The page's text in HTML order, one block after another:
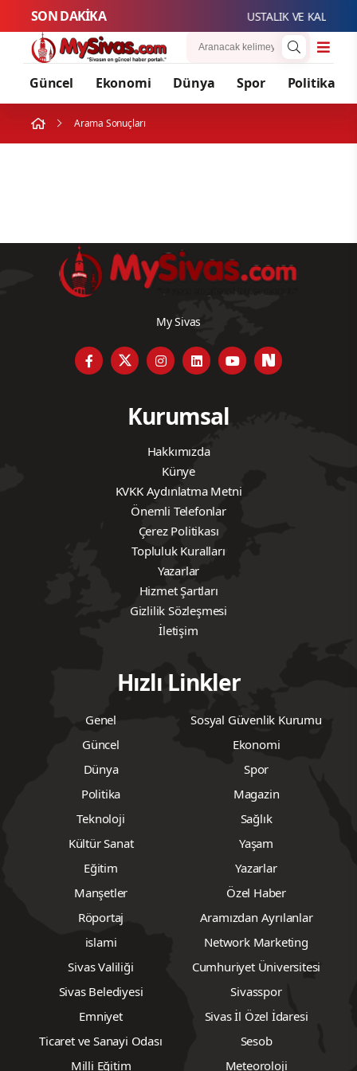
SON DAKİKA USTALIK VE
Güncel Ekonomi Dünya Spor Politika
Arama Sonuçları
My Sivas
Kurumsal
Hakkımızda
Künye
KVKK Aydınlatma Metni
Önemli Telefonlar
Çerez Politikası
Topluluk Kuralları
Yazarlar
Hizmet Şartları
Gizlilik Sözleşmesi
İletişim
Hızlı Linkler
Genel
Sosyal Güvenlik Kurumu
Güncel
Ekonomi
Dünya
Spor
Politika
Magazin
Teknoloji
Sağlık
Kültür Sanat
Yaşam
Eğitim
Yazarlar
Manşetler
Özel Haber
Röportaj
Aramızdan Ayrılanlar
islami
Network Marketing
Sivas Valiliği
Cumhuriyet Üniversitesi
Sivas Belediyesi
Sivasspor
Emniyet
Sivas İl Özel İdaresi
Ticaret ve Sanayi Odası
Sesob
Milli Eğitim
Meteoroloji